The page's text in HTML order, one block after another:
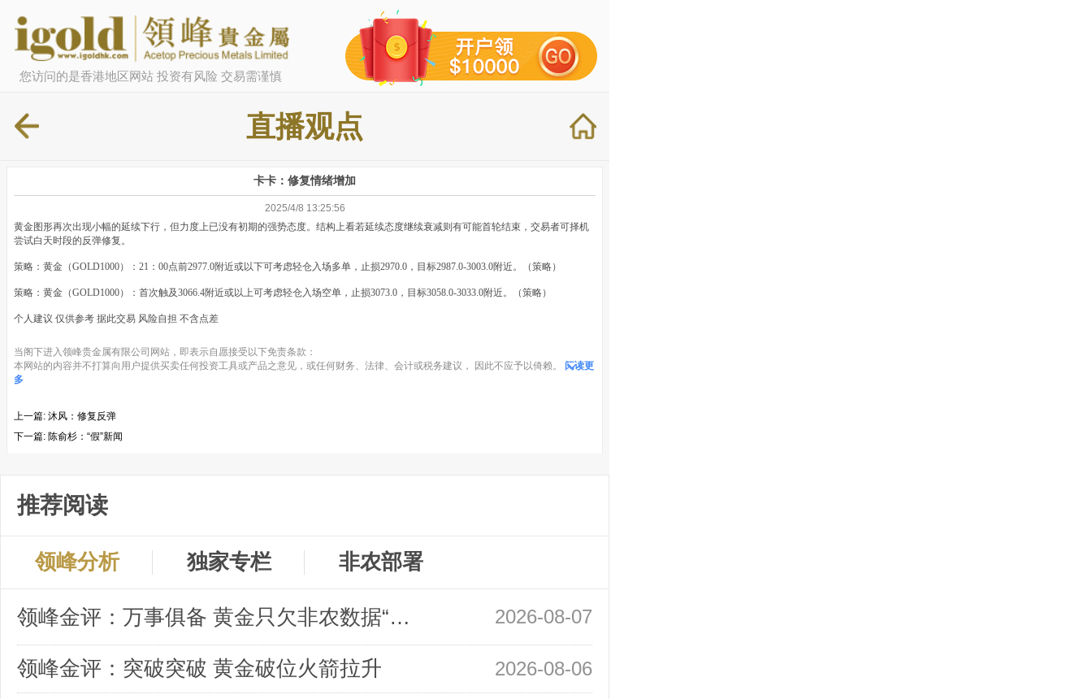
您访问的是香港地区网站 投资有风险 交易需谨慎
直播观点
卡卡：修复情绪增加
2025/4/8 13:25:56
黄金图形再次出现小幅的延续下行，但力度上已没有初期的强势态度。结构上看若延续态度继续衰减则有可能首轮结束，交易者可择机
尝试白天时段的反弹修复。
策略：黄金（GOLD1000）：21：00点前2977.0附近或以下可考虑轻仓入场多单，止损2970.0，目标2987.0-3003.0附近。（策略）
策略：黄金（GOLD1000）：首次触及3066.4附近或以上可考虑轻仓入场空单，止损3073.0，目标3058.0-3033.0附近。（策略）
个人建议 仅供参考 据此交易 风险自担 不含点差
当阁下进入领峰贵金属有限公司网站，即表示自愿接受以下免责条款：
本网站的内容并不打算向用户提供买卖任何投资工具或产品之意见，或任何财务、法律、会计或税务建议， 因此不应予以倚赖。
阅读更
多
上一篇: 沐风：修复反弹
下一篇: 陈俞杉：“假”新闻
推荐阅读
领峰分析 独家专栏 非农部署
领峰金评：万事俱备 黄金只欠非农数据“东风” 2026-08-07
领峰金评：突破突破 黄金破位火箭拉升 2026-08-06